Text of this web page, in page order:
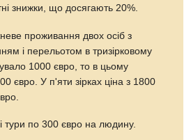
знижки, що досягають 20%.
проживання двох осіб з
і перельотом в тризірковому
1000 євро, то в цьому
євро. У п'яти зірках ціна з 1800
тури по 300 євро на людину.